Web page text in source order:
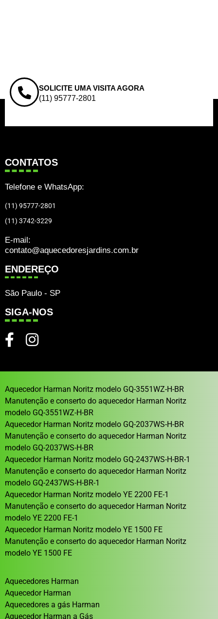
SOLICITE UMA VISITA AGORA
(11) 95777-2801
CONTATOS
Telefone e WhatsApp:
(11) 95777-2801
(11) 3742-3229
E-mail:
contato@aquecedoresjardins.com.br
ENDEREÇO
São Paulo - SP
SIGA-NOS
Aquecedor Harman Noritz modelo GQ-3551WZ-H-BR
Manutenção e conserto do aquecedor Harman Noritz
modelo GQ-3551WZ-H-BR
Aquecedor Harman Noritz modelo GQ-2037WS-H-BR
Manutenção e conserto do aquecedor Harman Noritz
modelo GQ-2037WS-H-BR
Aquecedor Harman Noritz modelo GQ-2437WS-H-BR-1
Manutenção e conserto do aquecedor Harman Noritz
modelo GQ-2437WS-H-BR-1
Aquecedor Harman Noritz modelo YE 2200 FE-1
Manutenção e conserto do aquecedor Harman Noritz
modelo YE 2200 FE-1
Aquecedor Harman Noritz modelo YE 1500 FE
Manutenção e conserto do aquecedor Harman Noritz
modelo YE 1500 FE
Aquecedores Harman
Aquecedor Harman
Aquecedores a gás Harman
Aquecedor Harman a Gás